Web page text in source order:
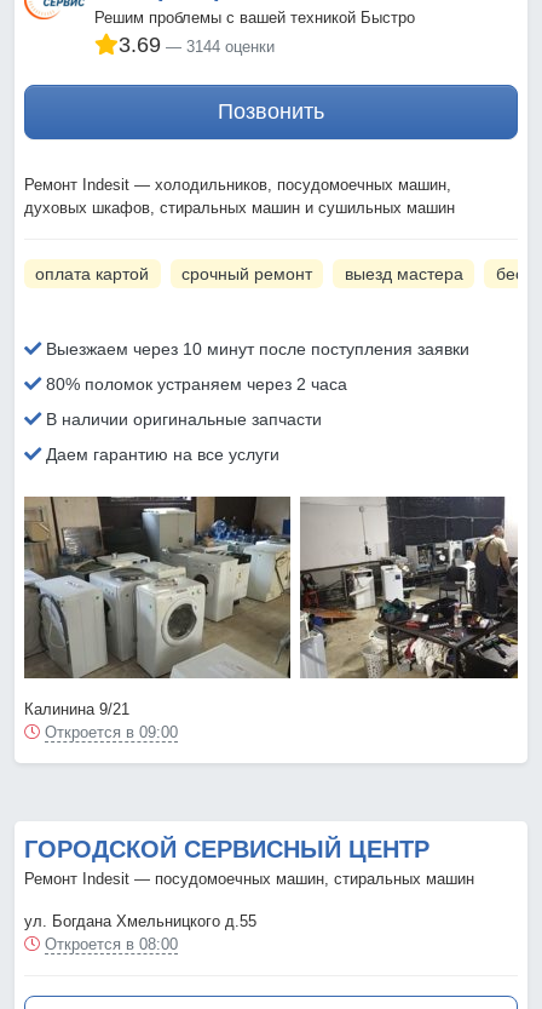
Решим проблемы с вашей техникой Быстро
3.69 3144 оценки
Позвонить
Ремонт Indesit — холодильников, посудомоечных машин,
духовых шкафов, стиральных машин и сушильных машин
оплата картой срочный ремонт выезд мастера
Выезжаем через 10 минут после поступления заявки
80% поломок устраняем через 2 часа
В наличии оригинальные запчасти
Даем гарантию на все услуги
Калинина 9/21
Откроется в 09:00
ГОРОДСКОЙ СЕРВИСНЫЙ ЦЕНТР
Ремонт Indesit — посудомоечных машин, стиральных машин
ул. Богдана Хмельницкого д.55
Откроется в 08:00